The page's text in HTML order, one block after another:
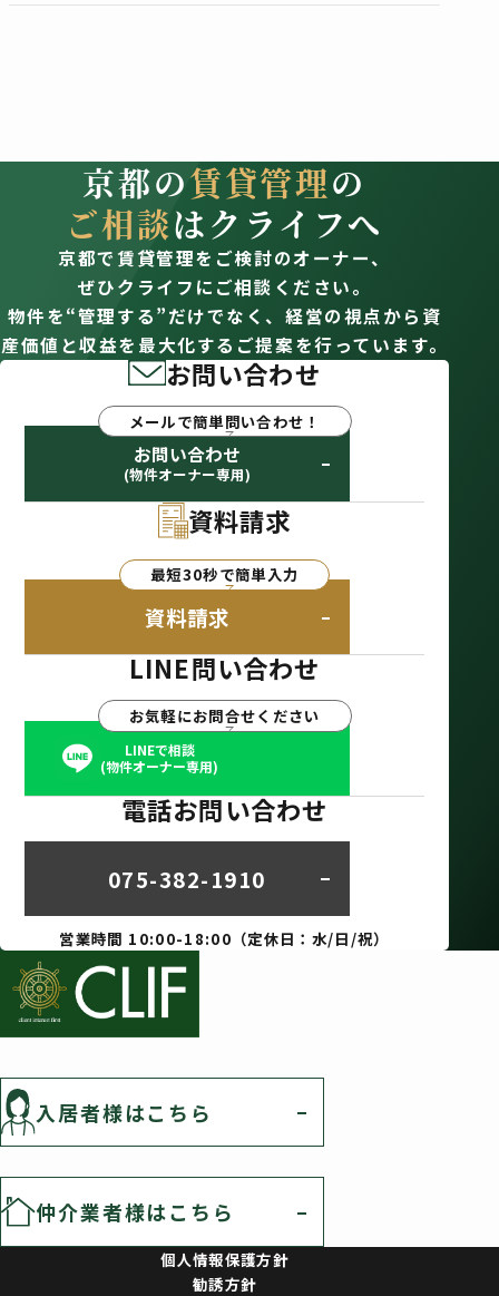
また、個人情報を第三者に提供・開示等する場合は、
法令の定める手続きに沿って行います。
取扱う個人情報
当社は、賃貸物件の入居希望者様、入居者様、連帯保
証人様、契約者のご家族様、同居人様、売買物件の申
込者様、購入者様、管理やサブリースもしくは媒介の
委託を受けた不動産の所有者その他権利者様（以下、
『お客様』といいます）の個人情報を有しています。
個人情報の利用目的
お客様の個人情報は、以下の目的のために利用しま
不動産の仲介、売買、賃貸、管理、建設請負等の取引に関す
る契約の履行及びその他付帯する業務のため。
物件のご紹介、お申込の結果等の連絡、信販会社・保証会社
理委託契約・サブリース原契約・媒介契約の締結、履行及び
契約管理・契約後の管理・アフターサービス等の実施のた
め。
賃貸物件の募集、契約申込から解約清算及び入居中の管理等
一連の管理業務及びその他付帯する業務のため。
損害保険の及び共済の媒介、代理業務のため。
お客様にとって有用と思われる当社提携先の商品・サービス
上記1～5の利用目的の達成に必要な範囲で、第三者へ提供す
個人情報の利用目的第三者提供
当社はお客様の個人情報を次の場合以外は第三者に提
供を致しません。
法令等に基づき、国や地方公共団体等からの要請で協力する
必要がある場合で、お客様に同意を得る事により支障を及ぼ
す場合。
要な範囲内において、業務を外部へ委託する場合。
人の生命、身体または財産等を保護するために緊急性かつ差
を及ぼす場合やお客様に同意を得る事が困難な場合。
京都の賃貸管理の
ご相談はクライフへ
京都で賃貸管理をご検討のオーナー、
ぜひクライフにご相談ください。
物件を“管理する”だけでなく、経営の視点から資
産価値と収益を最大化するご提案を行っています。
お問い合わせ
メールで簡単問い合わせ！
お問い合わせ
(物件オーナー専用)
資料請求
最短30秒で簡単入力
資料請求
LINE問い合わせ
お気軽にお問合せください
LINEで相談
(物件オーナー専用)
電話お問い合わせ
075-382-1910
営業時間 10:00-18:00（定休日：水/日/祝）
入居者様はこちら
仲介業者様はこちら
個人情報保護方針
勧誘方針